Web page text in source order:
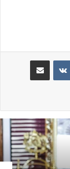
مشاركة عبر البريد